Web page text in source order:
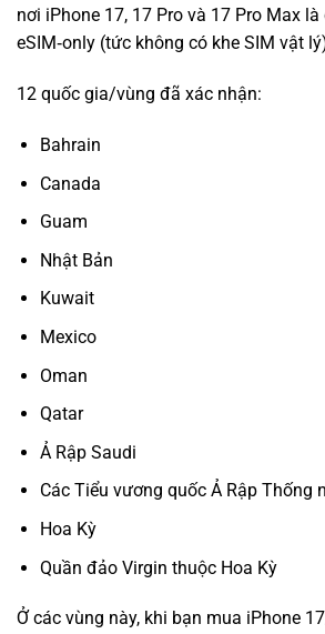
nơi iPhone 17, 17 Pro và 17 Pro Max
eSIM‑only (tức không có khe SIM vật
12 quốc gia/vùng đã xác nhận:
Bahrain
Canada
Guam
Nhật Bản
Kuwait
Mexico
Oman
Qatar
Ả Rập Saudi
Các Tiểu vương quốc Ả Rập Thống
Hoa Kỳ
Quần đảo Virgin thuộc Hoa Kỳ
Ở các vùng này, khi bạn mua iPhone